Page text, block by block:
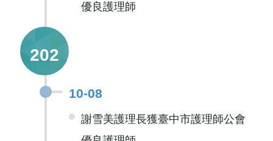
優良護理師
202
10-08
謝雪美護理長獲臺中市護理師公會